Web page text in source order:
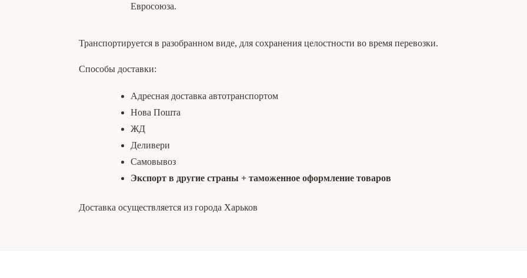
Евросоюза.
Транспортируется в разобранном виде, для сохранения целостности во время перевозки.
Способы доставки:
Адресная доставка автотранспортом
Нова Пошта
ЖД
Деливери
Самовывоз
Экспорт в другие страны + таможенное оформление товаров
Доставка осуществляется из города Харьков